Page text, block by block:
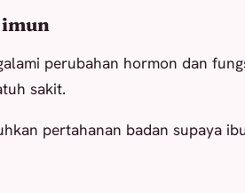
imun
perubahan hormon dan
sakit.
pertahanan badan supaya